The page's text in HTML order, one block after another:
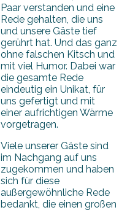
Paar verstanden und eine
Rede gehalten, die uns
und unsere Gäste tief
gerührt hat. Und das ganz
ohne falschen Kitsch und
mit viel Humor. Dabei war
die gesamte Rede
eindeutig ein Unikat, für
uns gefertigt und mit
einer aufrichtigen Wärme
vorgetragen.
Viele unserer Gäste sind
im Nachgang auf uns
zugekommen und haben
sich für diese
außergewöhnliche Rede
bedankt, die einen großen